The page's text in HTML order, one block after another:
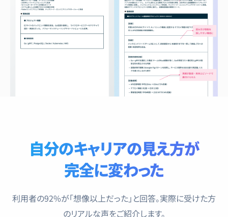
自分のキャリアの見え方が
完全に変わった
利用者の92%が「想像以上だった」と回答。実際に受けた方
のリアルな声をご紹介します。